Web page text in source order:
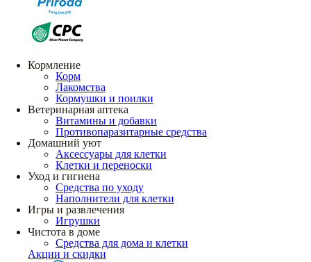
Кормление
Корм
Лакомства
Кормушки и поилки
Ветеринарная аптека
Витамины и добавки
Противопаразитарные средства
Домашний уют
Аксессуары для клетки
Клетки и переноски
Уход и гигиена
Средства по уходу
Наполнители для клетки
Игры и развлечения
Игрушки
Чистота в доме
Средства для дома и клетки
Акции и скидки